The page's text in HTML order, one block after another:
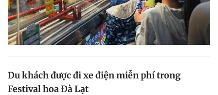
Du khách được đi xe điện miễn phí trong
Festival hoa Đà Lạt